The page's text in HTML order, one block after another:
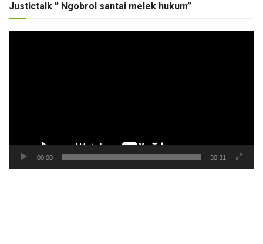
Justictalk ” Ngobrol santai melek hukum”
00:00 30:31